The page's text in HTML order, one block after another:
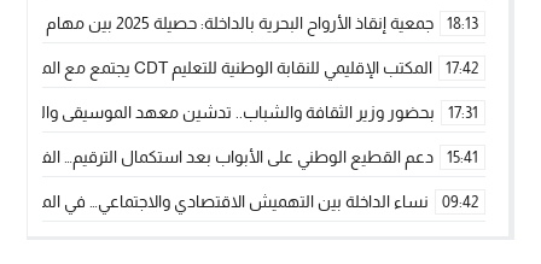
18:13 جمعية إنقاذ الأرواح البحرية بالداخلة: حصيلة 2025 بين مهام الإنقاذ ومشروع “دار البحار”
17:42 المكتب الإقليمي للنقابة الوطنية للتعليم CDT يجتمع مع المدير الإقليمي لمناقشة ملفات جوهرية لنساء ورجال التعليم
17:31 بحضور وزير الثقافة والشباب.. تدشين معهد الموسيقى والفنون
15:41 دعم القطيع الوطني على الأبواب بعد استكمال الترقيم…
09:42 نساء الداخلة بين التهميش الاقتصادي والاجتماعي… في المؤسسات